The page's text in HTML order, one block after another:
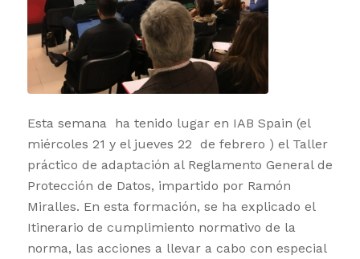
Esta semana ha tenido lugar en IAB Spain (el
miércoles 21 y el jueves 22 de febrero ) el Taller
práctico de adaptación al Reglamento General de
Protección de Datos, impartido por Ramón
Miralles. En esta formación, se ha explicado el
Itinerario de cumplimiento normativo de la
norma, las acciones a llevar a cabo con especial